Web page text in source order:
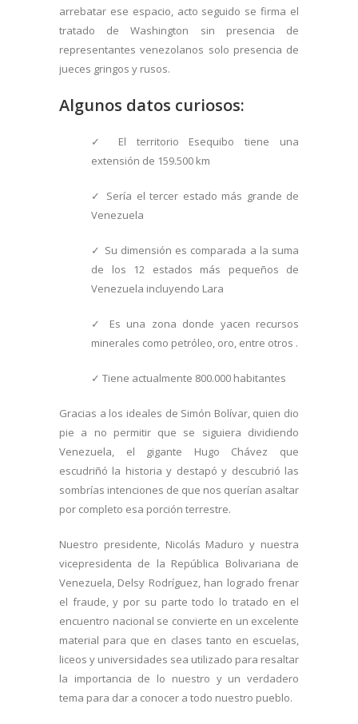
arrebatar ese espacio, acto seguido se firma el
tratado de Washington sin presencia de
representantes venezolanos solo presencia de
jueces gringos y rusos.
Algunos datos curiosos:
✓ El territorio Esequibo tiene una
extensión de 159.500 km
✓ Sería el tercer estado más grande de
Venezuela
✓ Su dimensión es comparada a la suma
de los 12 estados más pequeños de
Venezuela incluyendo Lara
✓ Es una zona donde yacen recursos
minerales como petróleo, oro, entre otros .
✓ Tiene actualmente 800.000 habitantes
Gracias a los ideales de Simón Bolívar, quien dio
pie a no permitir que se siguiera dividiendo
Venezuela, el gigante Hugo Chávez que
escudriñó la historia y destapó y descubrió las
sombrías intenciones de que nos querían asaltar
por completo esa porción terrestre.
Nuestro presidente, Nicolás Maduro y nuestra
vicepresidenta de la República Bolivariana de
Venezuela, Delsy Rodríguez, han logrado frenar
el fraude, y por su parte todo lo tratado en el
encuentro nacional se convierte en un excelente
material para que en clases tanto en escuelas,
liceos y universidades sea utilizado para resaltar
la importancia de lo nuestro y un verdadero
tema para dar a conocer a todo nuestro pueblo.